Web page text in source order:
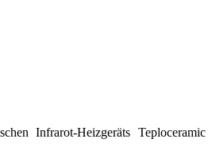
Infrarot-Heizgeräts Teploceramic